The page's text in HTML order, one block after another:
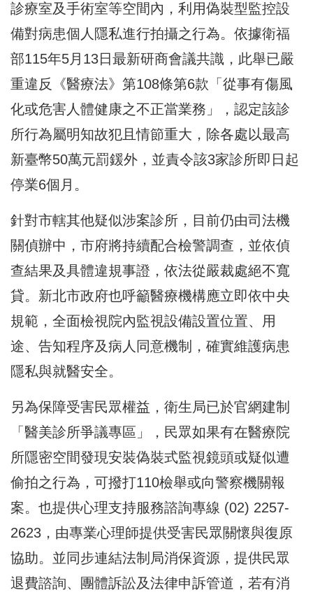
診療室及手術室等空間內，利用偽裝型監控設
備對病患個人隱私進行拍攝之行為。依據衛福
部115年5月13日最新研商會議共識，此舉已嚴
重違反《醫療法》第108條第6款「從事有傷風
化或危害人體健康之不正當業務」，認定該診
所行為屬明知故犯且情節重大，除各處以最高
新臺幣50萬元罰鍰外，並責令該3家診所即日起
停業6個月。
針對市轄其他疑似涉案診所，目前仍由司法機
關偵辦中，市府將持續配合檢警調查，並依偵
查結果及具體違規事證，依法從嚴裁處絕不寬
貸。新北市政府也呼籲醫療機構應立即依中央
規範，全面檢視院內監視設備設置位置、用
途、告知程序及病人同意機制，確實維護病患
隱私與就醫安全。
另為保障受害民眾權益，衛生局已於官網建制
「醫美診所爭議專區」，民眾如果有在醫療院
所隱密空間發現安裝偽裝式監視鏡頭或疑似遭
偷拍之行為，可撥打110檢舉或向警察機關報
案。也提供心理支持服務諮詢專線 (02) 2257-
2623，由專業心理師提供受害民眾關懷與復原
協助。並同步連結法制局消保資源，提供民眾
退費諮詢、團體訴訟及法律申訴管道，若有消